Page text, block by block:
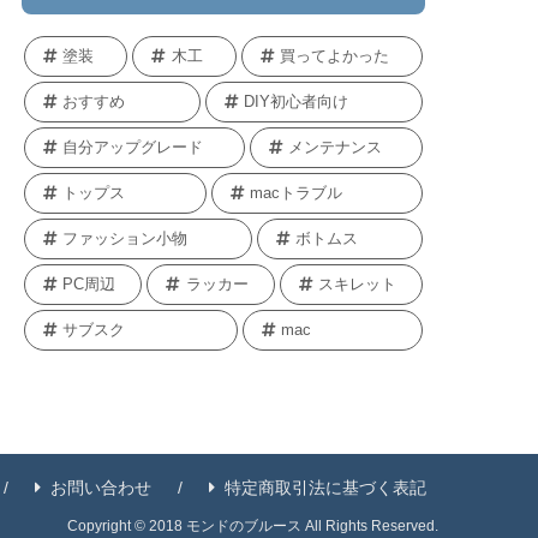
塗装 木工 買ってよかった
おすすめ DIY初心者向け
自分アップグレード メンテナンス
トップス macトラブル
ファッション小物 ボトムス
PC周辺 ラッカー スキレット
サブスク mac
お問い合わせ 特定商取引法に基づく表記
Copyright © 2018 モンドのブルース All Rights Reserved.